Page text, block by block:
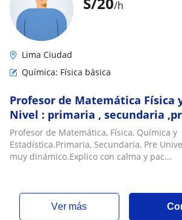
/h
Lima Ciudad
Química: Física básica
Profesor de Matemática Física
Nivel : primaria , secundaria
universitario
Profesor de Matemática, Física, Química y
Estadística.Primaria, Secundaria, Pre
muy dinámico.Explico con calma y pac...
ver más